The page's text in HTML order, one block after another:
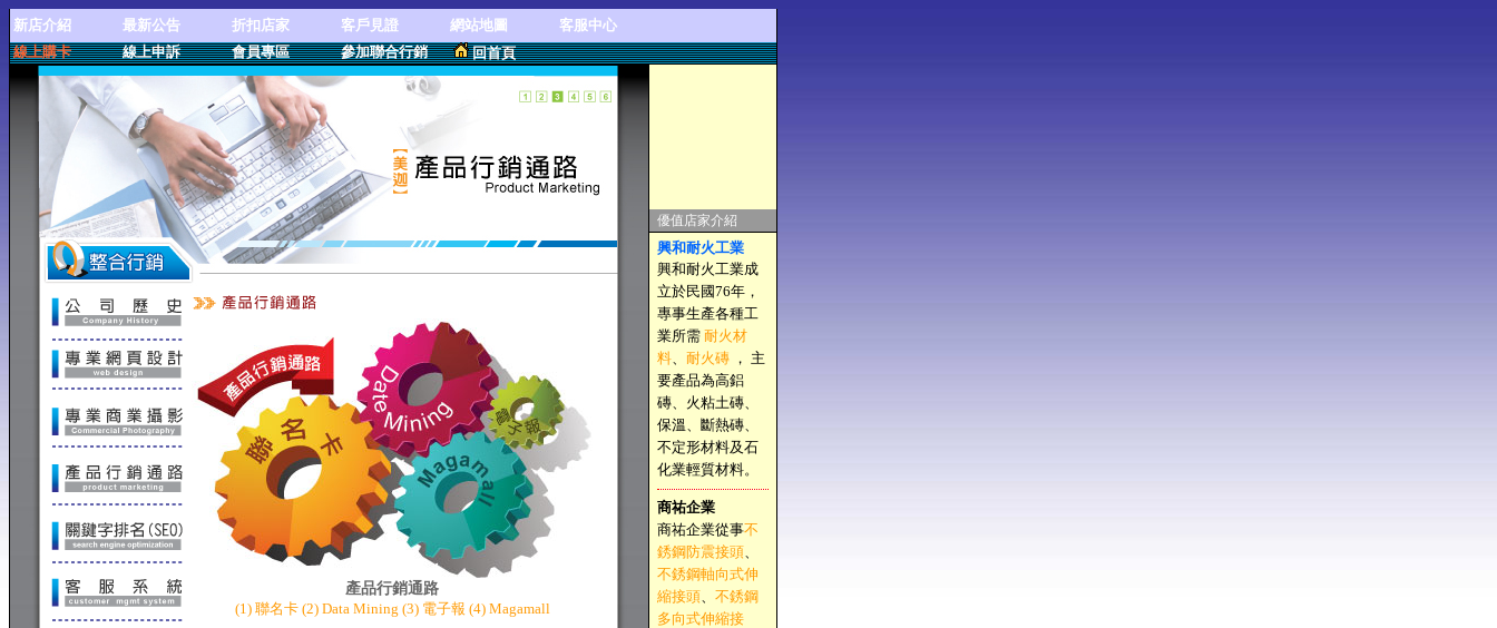
新店介紹 最新公告 折扣店家 客戶見證 網站地圖
客服中心
線上購卡
線上申訴 會員專區 參加聯合行銷 回首頁
產品行銷通路
(1) 聯名卡 (2) Data Mining (3) 電子報 (4) Magamall
優值店家介紹
興和耐火工業
興和耐火工業成
立於民國76年，
專事生產各種工
業所需 耐火材
料、 耐火磚 ， 主
要產品為高鋁
磚、火粘土磚、
保溫、斷熱磚、
不定形材料及石
化業輕質材料。
商祐企業
商祐企業從事不
銹鋼防震接頭、
不銹鋼軸向式伸
縮接頭、 不銹鋼
多向式伸縮接